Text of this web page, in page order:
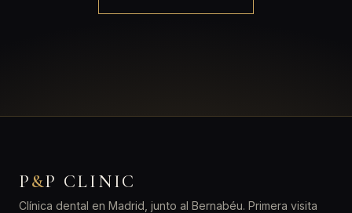
P&P CLINIC
Clínica dental en Madrid, junto al Bernabéu. Primera visita